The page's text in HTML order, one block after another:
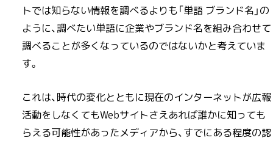
トでは知らない情報を調べるよりも「単語 ブランド名」の
ように、調べたい単語に企業やブランド名を組み合わせて
調べることが多くなっているのではないかと考えていま
す。
これは、時代の変化とともに現在のインターネットが広報
活動をしなくてもWebサイトさえあれば誰かに知っても
らえる可能性があったメディアから、すでにある程度の認